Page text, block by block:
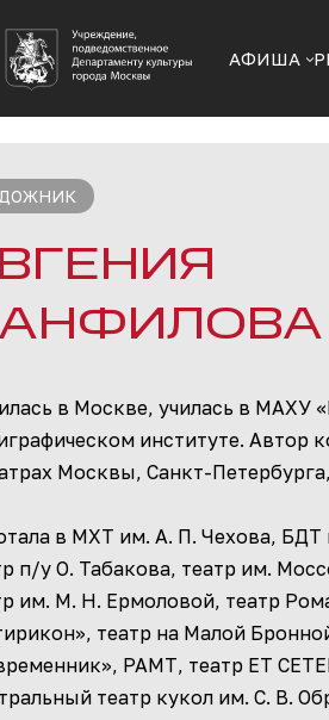
АФИША
в Москве, училась в МАХУ
институте. Автор
Москвы, Санкт-
в МХТ им. А. П. Чехова,
п/у О. Табакова, театр им.
им. М. Н. Ермоловой, театр
театр на Малой
РАМТ, театр ET
театр кукол им. С. В.